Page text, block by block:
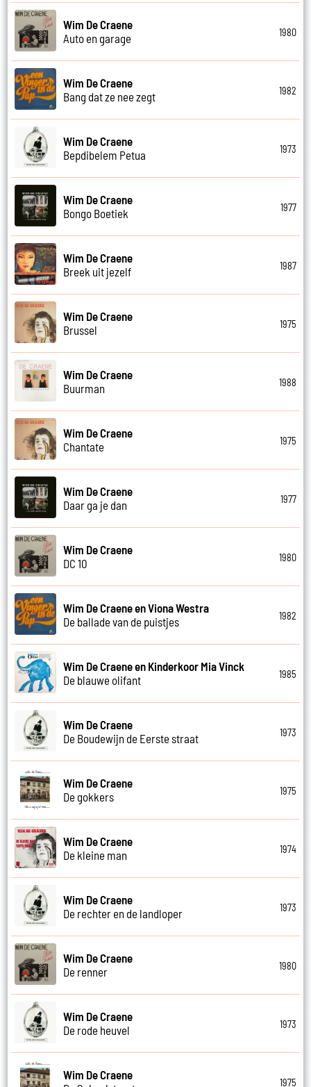
Wim De Craene
Auto en garage
1980
Wim De Craene
Bang dat ze nee zegt
1982
Wim De Craene
Bepdibelem Petua
1973
Wim De Craene
Bongo Boetiek
1977
Wim De Craene
Breek uit jezelf
1987
Wim De Craene
Brussel
1975
Wim De Craene
Buurman
1988
Wim De Craene
Chantate
1975
Wim De Craene
Daar ga je dan
1977
Wim De Craene
DC 10
1980
Wim De Craene en Viona Westra
De ballade van de puistjes
1982
Wim De Craene en Kinderkoor Mia Vinck
De blauwe olifant
1985
Wim De Craene
De Boudewijn de Eerste straat
1973
Wim De Craene
De gokkers
1975
Wim De Craene
De kleine man
1974
Wim De Craene
De rechter en de landloper
1973
Wim De Craene
De renner
1980
Wim De Craene
De rode heuvel
1973
Wim De Craene
1975